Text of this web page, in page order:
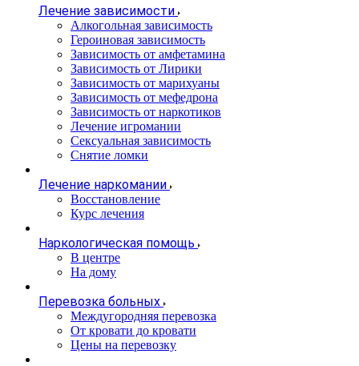
Лечение зависимости
Алкогольная зависимость
Героиновая зависимость
Зависимость от амфетамина
Зависимость от Лирики
Зависимость от марихуаны
Зависимость от мефедрона
Зависимость от наркотиков
Лечение игромании
Сексуальная зависимость
Снятие ломки
Лечение наркомании
Восстановление
Курс лечения
Наркологическая помощь
В центре
На дому
Перевозка больных
Междугородняя перевозка
От кровати до кровати
Цены на перевозку